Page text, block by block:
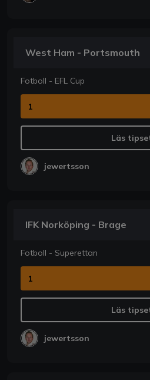
West Ham - Portsmouth
Fotboll - EFL Cup
1
Läs
jewertsson
IFK Norköping - Brage
Fotboll - Superettan
1
Läs
jewertsson